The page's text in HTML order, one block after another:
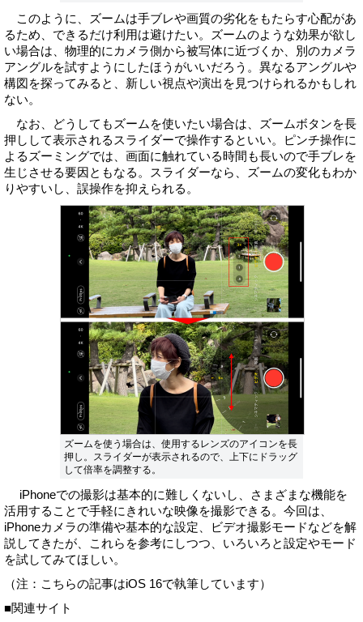
このように、ズームは手ブレや画質の劣化をもたらす心配があ
るため、できるだけ利用は避けたい。ズームのような効果が欲し
い場合は、物理的にカメラ側から被写体に近づくか、別のカメラ
アングルを試すようにしたほうがいいだろう。異なるアングルや
構図を探ってみると、新しい視点や演出を見つけられるかもしれ
ない。
なお、どうしてもズームを使いたい場合は、ズームボタンを長
押しして表示されるスライダーで操作するといい。ピンチ操作に
よるズーミングでは、画面に触れている時間も長いので手ブレを
生じさせる要因ともなる。スライダーなら、ズームの変化もわか
りやすいし、誤操作を抑えられる。
ズームを使う場合は、使用するレンズのアイコンを長
押し。スライダーが表示されるので、上下にドラッグ
して倍率を調整する。
iPhoneでの撮影は基本的に難しくないし、さまざまな機能を
活用することで手軽にきれいな映像を撮影できる。今回は、
iPhoneカメラの準備や基本的な設定、ビデオ撮影モードなどを解
説してきたが、これらを参考にしつつ、いろいろと設定やモード
を試してみてほしい。
（注：こちらの記事はiOS 16で執筆しています）
■関連サイト